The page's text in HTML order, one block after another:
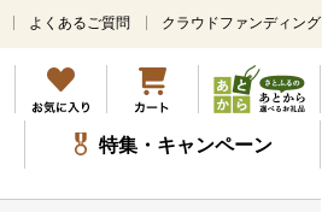
メ
ン
コ
ン
テ
ツ
よくあるご質問 クラウドファンディング
特集・キャンペーン